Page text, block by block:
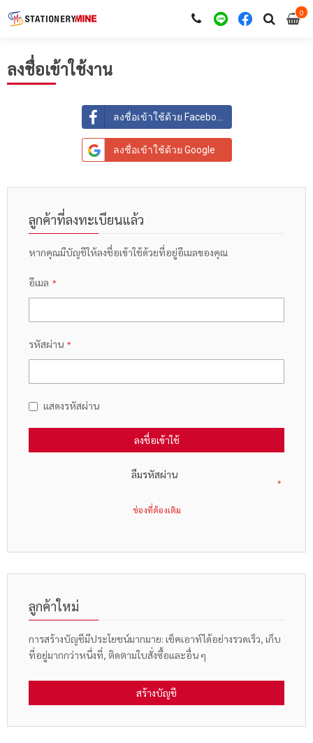
00
ลงชื่อเข้าใช้งาน
ลงชื่อเข้าใช้ด้วย Facebook
ลงชื่อเข้าใช้ด้วย Google
ลูกค้าที่ลงทะเบียนแล้ว
หากคุณมีบัญชีให้ลงชื่อเข้าใช้ด้วยที่อยู่อีเมลของคุณ
อีเมล
รหัสผ่าน
แสดงรหัสผ่าน
ลงชื่อเข้าใช้
ลืมรหัสผ่าน
ลูกค้าใหม่
การสร้างบัญชีมีประโยชน์มากมาย: เช็คเอาท์ได้อย่างรวดเร็ว, เก็บ
ที่อยู่มากกว่าหนึ่งที่, ติดตามใบสั่งซื้อและอื่น ๆ
สร้างบัญชี